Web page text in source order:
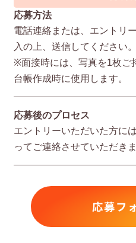
応募方法
電話連絡または、エントリ
⼊の上、送信してください。
※⾯接時には、写真を1枚ご
台帳作成時に使⽤します。
応募後のプロセス
エントリーいただいた⽅に
ってご連絡させていただきま
応募フ